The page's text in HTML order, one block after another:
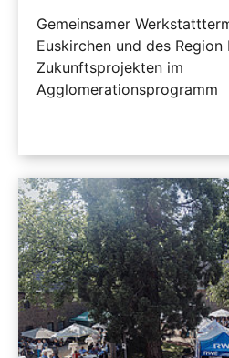
Gemeinsamer
Euskirchen und des Region
Zukunftsprojekten im
Agglomerationsprogramm